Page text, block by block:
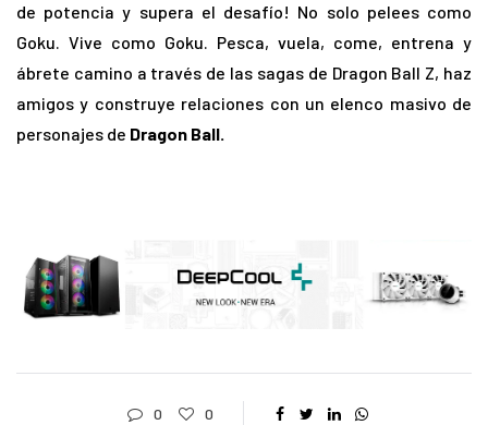
de potencia y supera el desafío! No solo pelees como
Goku. Vive como Goku. Pesca, vuela, come, entrena y
ábrete camino a través de las sagas de Dragon Ball Z, haz
amigos y construye relaciones con un elenco masivo de
personajes de Dragon Ball.
0 0